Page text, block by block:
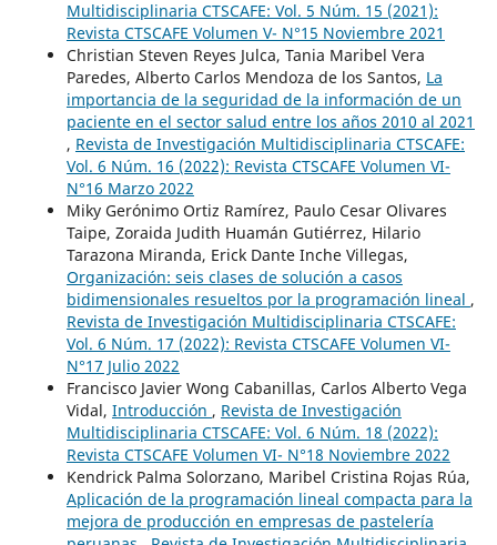
Multidisciplinaria CTSCAFE: Vol. 5 Núm. 15 (2021):
Revista CTSCAFE Volumen V- N°15 Noviembre 2021
Christian Steven Reyes Julca, Tania Maribel Vera
Paredes, Alberto Carlos Mendoza de los Santos, La
importancia de la seguridad de la información de un
paciente en el sector salud entre los años 2010 al 2021
, Revista de Investigación Multidisciplinaria CTSCAFE:
Vol. 6 Núm. 16 (2022): Revista CTSCAFE Volumen VI-
N°16 Marzo 2022
Miky Gerónimo Ortiz Ramírez, Paulo Cesar Olivares
Taipe, Zoraida Judith Huamán Gutiérrez, Hilario
Tarazona Miranda, Erick Dante Inche Villegas,
Organización: seis clases de solución a casos
bidimensionales resueltos por la programación lineal ,
Revista de Investigación Multidisciplinaria CTSCAFE:
Vol. 6 Núm. 17 (2022): Revista CTSCAFE Volumen VI-
N°17 Julio 2022
Francisco Javier Wong Cabanillas, Carlos Alberto Vega
Vidal, Introducción , Revista de Investigación
Multidisciplinaria CTSCAFE: Vol. 6 Núm. 18 (2022):
Revista CTSCAFE Volumen VI- N°18 Noviembre 2022
Kendrick Palma Solorzano, Maribel Cristina Rojas Rúa,
Aplicación de la programación lineal compacta para la
mejora de producción en empresas de pastelería